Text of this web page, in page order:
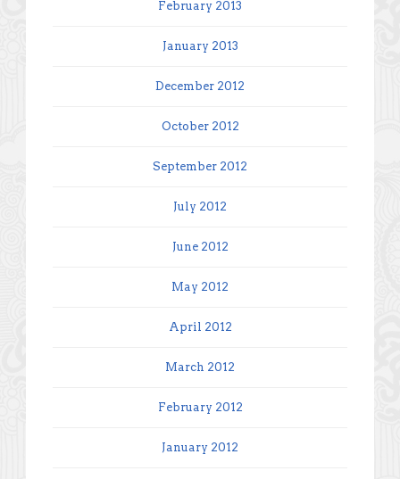
February 2013
January 2013
December 2012
October 2012
September 2012
July 2012
June 2012
May 2012
April 2012
March 2012
February 2012
January 2012